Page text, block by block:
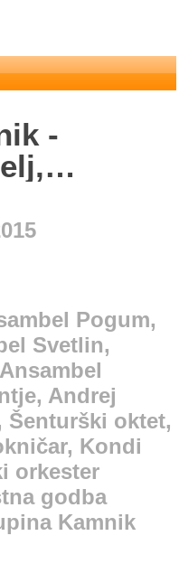
-
Veseli
Svetlin,
Leteči
Šifrer,
Vodlana,
Kamnik
Pogum,
Svetlin,
Andrej
Šenturški oktet,
Kondi
orkester
godba
Kamnik